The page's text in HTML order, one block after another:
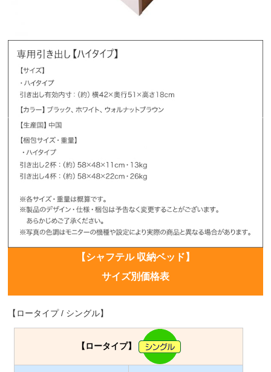
【シャフテル 収納ベッド】
サイズ別価格表
【ロータイプ / シングル】
【ロータイプ】